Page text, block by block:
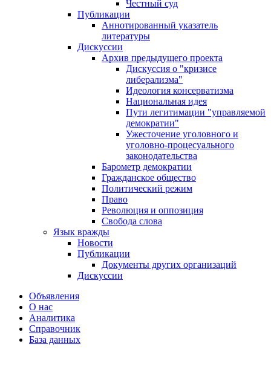
Честный суд
Публикации
Аннотированный указатель
литературы
Дискуссии
Архив предыдущего проекта
Дискуссия о "кризисе
либерализма"
Идеология консерватизма
Национальная идея
Пути легитимации "управляемой
демократии"
Ужесточение уголовного и
уголовно-процесуального
законодательства
Барометр демократии
Гражданское общество
Политический режим
Право
Революция и оппозиция
Свобода слова
Язык вражды
Новости
Публикации
Документы других организаций
Дискуссии
Объявления
О нас
Аналитика
Справочник
База данных